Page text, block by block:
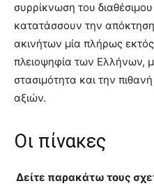
συρρίκνωση του
κατατάσσουν την
ακινήτων μία πλήρως
πλειοψηφία των Ελλήνων,
στασιμότητα και την
αξιών.
Oι πίνακες
Δείτε παρακάτω τους